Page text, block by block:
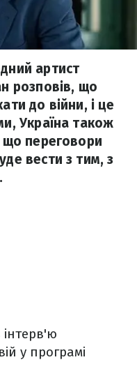
артист
розповів, що
до війни, і це
Україна також
що переговори
вести з тим, з
у програмі